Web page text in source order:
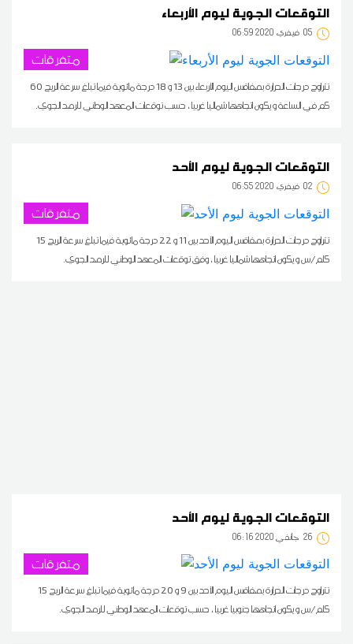
التوقعات الجوية ليوم الأربعاء
05 06:59 2020 فيفري
متفرقات
تتراوح درجات الحرارة بصفاقس اليوم الأربعاء بين 13 و 18 درجة مائوية فيما تبلغ سرعة الريح 60
كم في الساعة و يكون اتجاهها شماليا غربيا ، حسب توقعات المعهد الوطني للرصد الجوي.
التوقعات الجوية ليوم الأحد
02 06:55 2020 فيفري
متفرقات
تتراوح درجات الحرارة بصفاقس اليوم الأحد بين 11 و 22 درجة مائوية فيما تبلغ سرعة الريح 15
كلم/س و يكون اتجاهها شماليا غربيا ، وفق توقعات المعهد الوطني للرصد الجوي.
التوقعات الجوية ليوم الأحد
26 06:16 2020 جانفي
متفرقات
تتراوح درجات الحرارة بصفاقس اليوم الأحد بين 9 و 20 درجة مائوية فيما تبلغ سرعة الريح 15
كلم/س و يكون اتجاهها جنوبيا غربيا ، حسب توقعات المعهد الوطني للرصد الجوي.